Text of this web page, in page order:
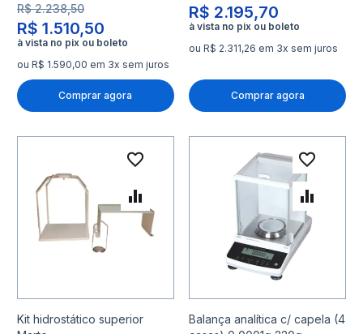
R$ 1.510,50
R$ 2.238,50
ou R$ 1.590,00 em 3x sem juros
Comprar agora
R$ 2.195,70
ou R$ 2.311,26 em 3x sem juros
Comprar agora
Kit hidrostático superior
Adicionar à lista de
Adicionar para Comparar
Balança analítica c/ capela (4